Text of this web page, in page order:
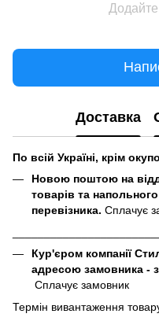
Доставка
По всій Україні, крім
Новою поштою на
товарів та
перевізника. Сплачує
Кур'єром компанії
адресою замовника -
Сплачує замовник
Термін вивантаження